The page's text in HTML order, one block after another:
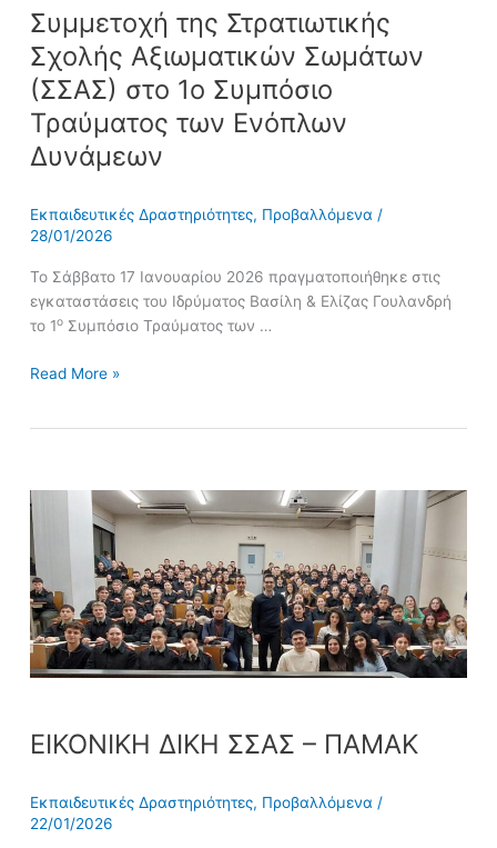
Συμμετοχή της Στρατιωτικής
Σχολής Αξιωματικών Σωμάτων
(ΣΣΑΣ) στο 1ο Συμπόσιο
Τραύματος των Ενόπλων
Δυνάμεων
Εκπαιδευτικές Δραστηριότητες, Προβαλλόμενα /
28/01/2026
Το Σάββατο 17 Ιανουαρίου 2026 πραγματοποιήθηκε στις
εγκαταστάσεις του Ιδρύματος Βασίλη & Ελίζας Γουλανδρή
το 1ο Συμπόσιο Τραύματος των …
Τραύματος
των
Ενόπλων
Δυνάμεων
Read More »
ΕΙΚΟΝΙΚΗ ΔΙΚΗ ΣΣΑΣ – ΠΑΜΑΚ
Εκπαιδευτικές Δραστηριότητες, Προβαλλόμενα /
22/01/2026
ΕΙΚΟΝΙΚΗ
ΔΙΚΗ
ΣΣΑΣ
–
ΠΑΜΑΚ